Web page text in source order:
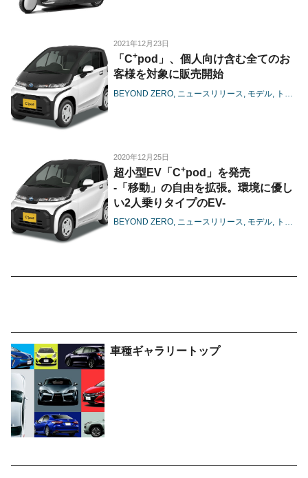
2021年12月23日
「C+pod」、個人向け含む全てのお
客様を対象に販売開始
BEYOND ZERO ニュースリリース モデル トヨタ
2020年12月25日
超小型EV「C+pod」を発売
-「移動」の自由を拡張。環境に優し
い2人乗りタイプのEV-
BEYOND ZERO ニュースリリース モデル トヨタ
車種ギャラリートップ